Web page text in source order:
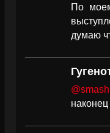
По
думаю